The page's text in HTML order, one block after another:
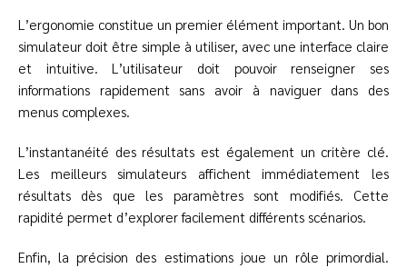
L’ergonomie constitue un premier élément important. Un bon
simulateur doit être simple à utiliser, avec une interface claire
et intuitive. L’utilisateur doit pouvoir renseigner ses
informations rapidement sans avoir à naviguer dans des
menus complexes.
L’instantanéité des résultats est également un critère clé.
Les meilleurs simulateurs affichent immédiatement les
résultats dès que les paramètres sont modifiés. Cette
rapidité permet d’explorer facilement différents scénarios.
Enfin, la précision des estimations joue un rôle primordial.